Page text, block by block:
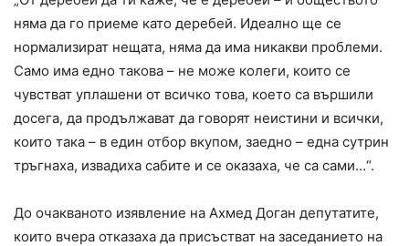
няма да го приеме като деребей. Идеално ще се
нормализират нещата, няма да има никакви проблеми.
Само има едно такова – не може колеги, които се
чувстват уплашени от всичко това, което са вършили
досега, да продължават да говорят неистини и всички,
които така – в един отбор вкупом, заедно – една сутрин
тръгнаха, извадиха сабите и се оказаха, че са сами…“.
До очакваното изявление на Ахмед Доган депутатите,
които вчера отказаха да присъстват на заседанието на